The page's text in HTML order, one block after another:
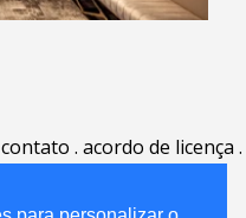
contato . acordo de licença .
Português